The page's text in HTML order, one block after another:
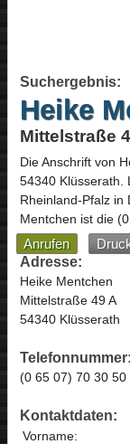
Suchergebnis:
Heike
Mittelstraße
Die Anschrift von
54340 Klüsserath.
Rheinland-Pfalzin
Mentchen ist die
Anrufen
Adresse:
Heike Mentchen
Mittelstraße 49 A
54340 Klüsserath
Telefonnummer:
(0 65 07) 70 30 50
Kontaktdaten:
Vorname: